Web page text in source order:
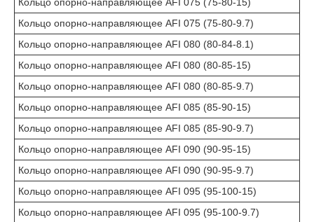
Кольцо опорно-направляющее AFI 075 (75-80-9.7)
Кольцо опорно-направляющее AFI 080 (80-84-8.1)
Кольцо опорно-направляющее AFI 080 (80-85-15)
Кольцо опорно-направляющее AFI 080 (80-85-9.7)
Кольцо опорно-направляющее AFI 085 (85-90-15)
Кольцо опорно-направляющее AFI 085 (85-90-9.7)
Кольцо опорно-направляющее AFI 090 (90-95-15)
Кольцо опорно-направляющее AFI 090 (90-95-9.7)
Кольцо опорно-направляющее AFI 095 (95-100-15)
Кольцо опорно-направляющее AFI 095 (95-100-9.7)